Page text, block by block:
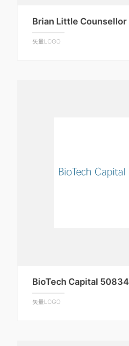
Brian Little Counsellor
矢量LOGO
BioTech Capital 50834
矢量LOGO